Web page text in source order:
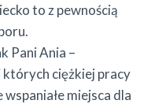
to z pewnością
Pani Ania –
których ciężkiej pracy
miejsca dla